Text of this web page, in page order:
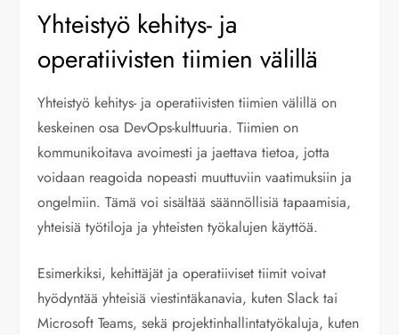
Yhteistyö kehitys- ja
operatiivisten tiimien välillä
Yhteistyö kehitys- ja operatiivisten tiimien välillä on
keskeinen osa DevOps-kulttuuria. Tiimien on
kommunikoitava avoimesti ja jaettava tietoa, jotta
voidaan reagoida nopeasti muuttuviin vaatimuksiin ja
ongelmiin. Tämä voi sisältää säännöllisiä tapaamisia,
yhteisiä työtiloja ja yhteisten työkalujen käyttöä.
Esimerkiksi, kehittäjät ja operatiiviset tiimit voivat
hyödyntää yhteisiä viestintäkanavia, kuten Slack tai
Microsoft Teams, sekä projektinhallintatyökaluja, kuten